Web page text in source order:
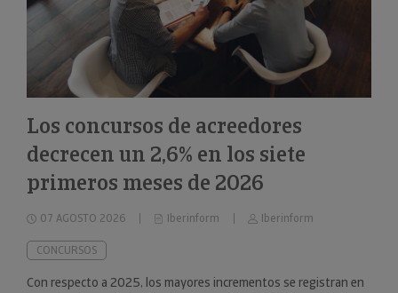
Los concursos de acreedores
decrecen un 2,6% en los siete
primeros meses de 2026
07 AGOSTO 2026 Iberinform Iberinform
CONCURSOS
Con respecto a 2025, los mayores incrementos se registran en